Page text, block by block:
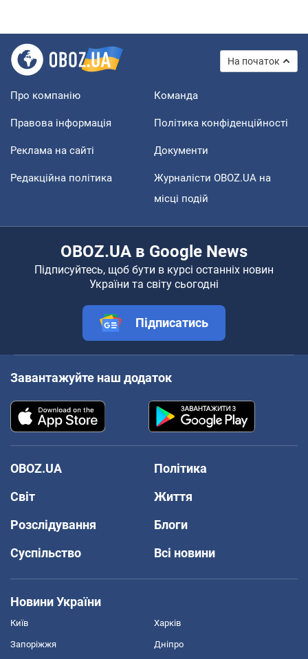
На початок
Про компанію Команда
Правова інформація Політика конфіденційності
Реклама на сайті Документи
Редакційна політика
Журналісти OBOZ.UA на
місці подій
OBOZ.UA в Google News
Підписуйтесь, щоб бути в курсі останніх новин
України та світу сьогодні
Підписатись
Завантажуйте наш додаток
OBOZ.UA
Політика
Світ
Життя
Розслідування
Блоги
Суспільство
Всі новини
Новини України
Київ Харків
Запоріжжя Дніпро